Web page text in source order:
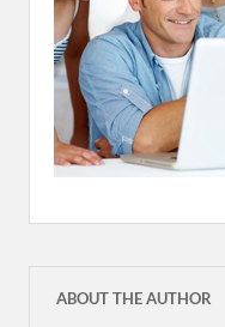
ABOUT THE AUTHOR